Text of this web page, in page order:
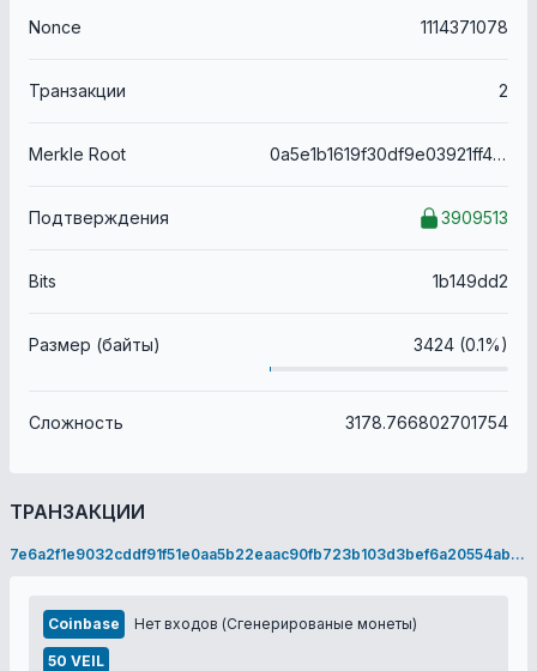
Nonce 1114371078
Транзакции 2
Merkle Root 0a5e1b1619f30df9e03921ff47228c442710c70c62fbd0661ef8b8c523c0bc99
Подтверждения 3909513
Bits 1b149dd2
Размер (байты) 3424 (0.1%)
Сложность 3178.766802701754
ТРАНЗАКЦИИ
7e6a2f1e9032cddf91f51e0aa5b22eaac90fb723b103d3bef6a20554aba459c1
Coinbase Нет входов (Сгенерированые монеты)
50 VEIL